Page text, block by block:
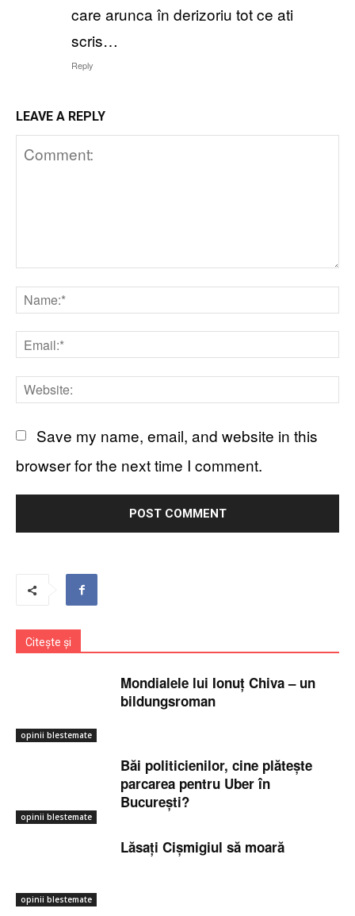
care arunca în derizoriu tot ce ati
scris…
Reply
LEAVE A REPLY
Comment:
Save my name, email, and website in this
browser for the next time I comment.
Citește și
opinii blestemate
Mondialele lui Ionuț Chiva – un
bildungsroman
opinii blestemate
Băi politicienilor, cine plătește
parcarea pentru Uber în
București?
opinii blestemate
Lăsați Cișmigiul să moară